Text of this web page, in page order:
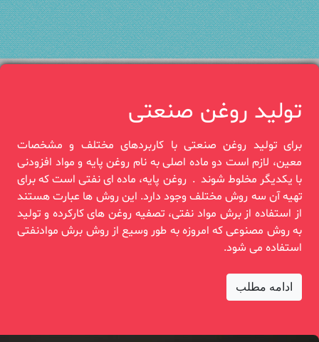
تولید روغن صنعتی
برای تولید روغن صنعتی با کاربردهای مختلف و مشخصات
معین، لازم است دو‎ ‎ماده اصلی به نام روغن پایه و ‏مواد افزودنی
با یکدیگر مخلوط شوند‎. ‎ روغن‎ ‎پایه، ماده ای نفتی است که برای
تهیه آن سه روش مختلف وجود دارد. این روش‎ ‎ها عبارت هستند
از ‏استفاده از برش مواد نفتی، تصفیه روغن های کارکرده و‎ ‎تولید
به روش مصنوعی که امروزه به طور وسیع از ‏روش برش موادنفتی
استفاده‏‎ ‎می شود.
ادامه مطلب